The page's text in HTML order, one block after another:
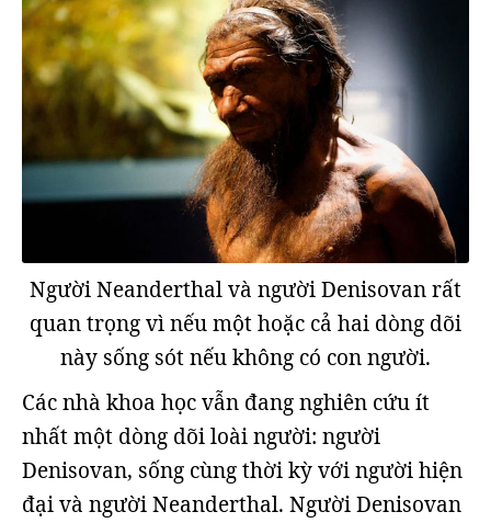
Người Neanderthal và người Denisovan rất
quan trọng vì nếu một hoặc cả hai dòng dõi
này sống sót nếu không có con người.
Các nhà khoa học vẫn đang nghiên cứu ít
nhất một dòng dõi loài người: người
Denisovan, sống cùng thời kỳ với người hiện
đại và người Neanderthal. Người Denisovan